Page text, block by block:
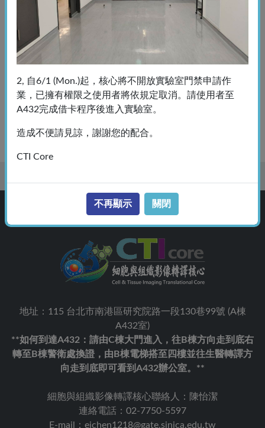
2026-02-03
活動主題: ELISA應用講座-From Zero to Hero- Mastering
the Full Workflow of High-Efficiency ELISA
上一页 1 2 3 4
地址：115 台北市南港區研究院路一段130巷99號 (A棟
A432室)
**如何到達A432：請由C棟大門進入，往B棟方向走到底右
轉至B棟警衛處換證，由B棟電梯搭至四樓並往生醫轉譯方
向走到底即可看到A432辦公室。**
細胞與組織影像轉譯核心聯絡人：陳怡潔
連絡電話：02-7750-5597
E-mail：ejchen1218@gate.sinica.edu.tw
2, 自6/1 (Mon.)起，核心將不開放實驗室門禁申請作
業，已擁有權限之使用者將依規定取消。請使用者至
A432完成借卡程序後進入實驗室。
造成不便請見諒，謝謝您的配合。
CTI Core
不再顯示 關閉